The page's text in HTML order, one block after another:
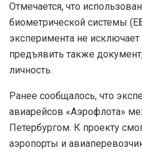
Отмечается, что
биометрической системы
эксперимента не
предъявить также
личность.
Ранее сообщалось, что
авиарейсов «Аэрофлота»
Петербургом. К проекту
аэропорты и